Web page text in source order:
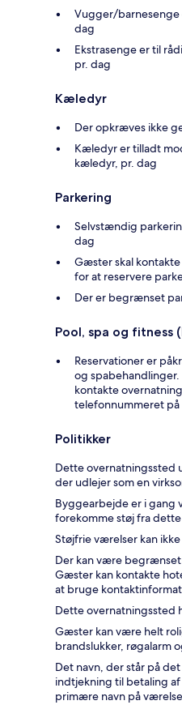
Vugger/barnesenge
dag
Ekstrasenge er til
pr. dag
Kæledyr
Der opkræves ikke
Kæledyr er tilladt
kæledyr, pr. dag
Parkering
Selvstændig
dag
Gæster skal
for at reservere
Der er begrænset
Pool, spa og
Reservationer er
og
kontakte
telefonnummeret
Politikker
Dette overnatningssted
der udlejer som en
Byggearbejde er i gang
forekomme støj fra
Støjfrie værelser kan
Der kan være
Gæster kan kontakte
at bruge
Dette overnatningssted
Gæster kan være helt
brandslukker, røgalarm
Det navn, der står på
indtjekning til betaling
primære navn på